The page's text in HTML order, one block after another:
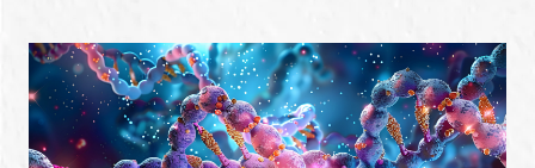
プログラム
インタビュー・コラム